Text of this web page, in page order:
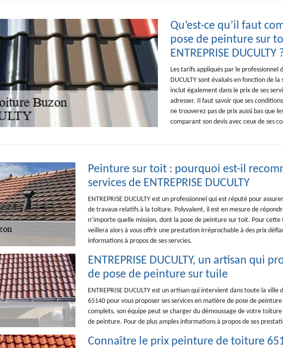
Qu’est-ce qu’il faut
pose de peinture sur
ENTREPRISE DUCULTY
Les tarifs appliqués par le professionnel
DUCULTY sont évalués en fonction de
inclut également dans le prix de ses
adresser. Il faut savoir que ses
ne trouverez pas de prix aussi bas que
comparant son devis avec ceux de ses
Peinture sur toit : pourquoi est-il
services de ENTREPRISE DUCULTY
ENTREPRISE DUCULTY est un professionnel qui est réputé pour
de travaux relatifs à la toiture. Polyvalent, il est en mesure de
n’importe quelle mission, dont la pose de peinture sur toit. Pour
veillera alors à vous offrir une prestation irréprochable à des prix
informations à propos de ses servcies.
ENTREPRISE DUCULTY, un artisan qui
de pose de peinture sur tuile
ENTREPRISE DUCULTY est un artisan qui intervient dans toute la
65140 pour vous proposer ses services en matière de pose de
complets, son équipe peut se charger du démoussage de votre
de peinture. Pour de plus amples informations à propos de ses
Connaître le prix peinture de toiture